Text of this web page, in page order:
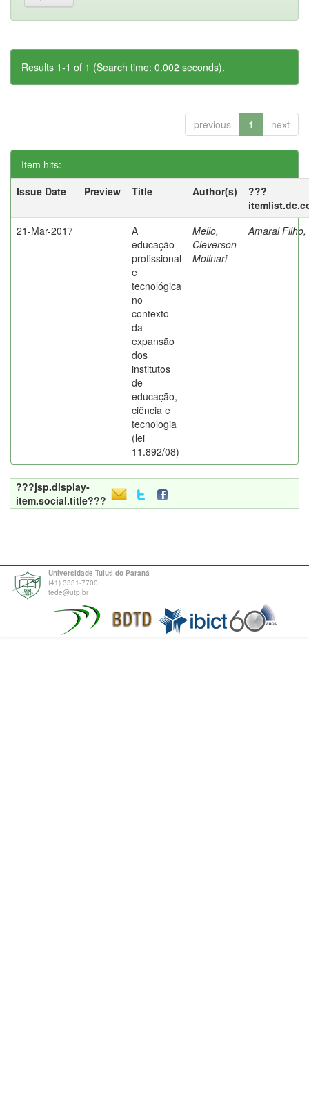
Results 1-1 of 1 (Search time: 0.002 seconds).
previous 1 next
Item hits:
Issue Date
Preview Title Author(s)
???
21-Mar-2017
A
educação
profissional
e
tecnológica
no
contexto
da
expansão
dos
institutos
de
educação,
ciência e
tecnologia
(lei
11.892/08)
Mello,
Cleverson
Molinari
Amaral
???jsp.display-
item.social.title???
Universidade Tuiuti do Paraná
(41) 3331-7700
tede@utp.br